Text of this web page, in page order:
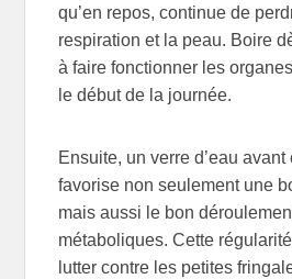
qu’en repos, continue de
respiration et la peau. Boire
à faire fonctionner les
le début de la journée.
Ensuite, un verre d’eau
favorise non seulement une
mais aussi le bon
métaboliques. Cette
lutter contre les petites